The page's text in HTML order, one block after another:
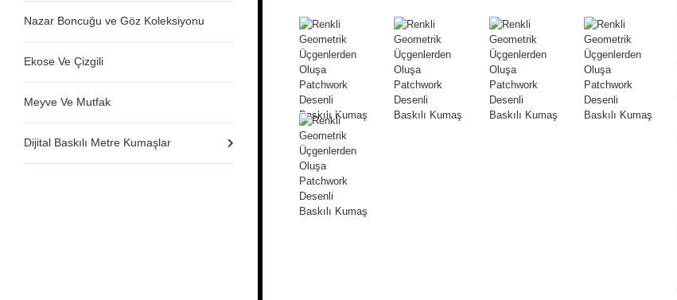
Nazar Boncuğu ve Göz Koleksiyonu
Ekose Ve Çizgili
Meyve Ve Mutfak
Dijital Baskılı Metre Kumaşlar